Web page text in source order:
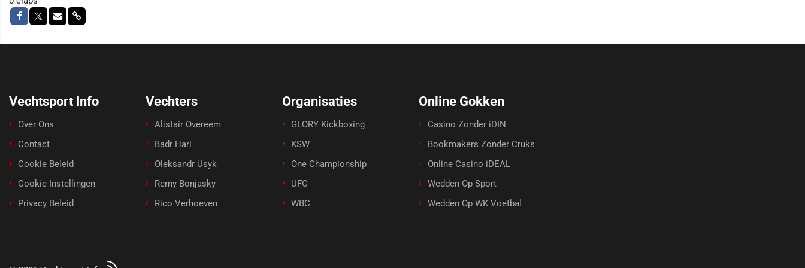
Vechtsport Info
Over Ons
Contact
Cookie Beleid
Cookie Instellingen
Privacy Beleid
Vechters
Alistair Overeem
Badr Hari
Oleksandr Usyk
Remy Bonjasky
Rico Verhoeven
Organisaties
GLORY Kickboxing
KSW
One Championship
UFC
WBC
Online Gokken
Casino Zonder iDIN
Bookmakers Zonder Cruks
Online Casino iDEAL
Wedden Op Sport
Wedden Op WK Voetbal